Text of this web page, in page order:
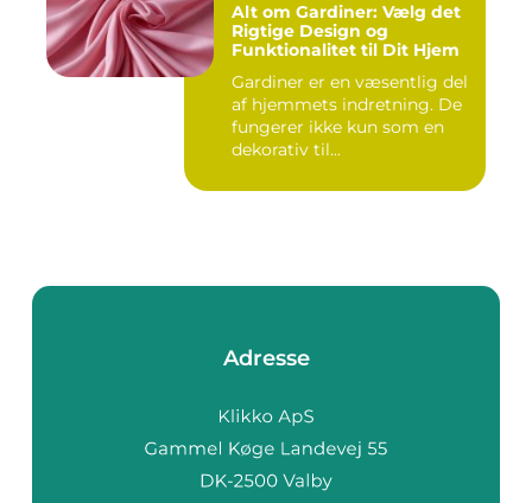
Alt om Gardiner: Vælg det
Rigtige Design og
Funktionalitet til Dit Hjem
Gardiner er en væsentlig del
af hjemmets indretning. De
fungerer ikke kun som en
dekorativ til...
Adresse